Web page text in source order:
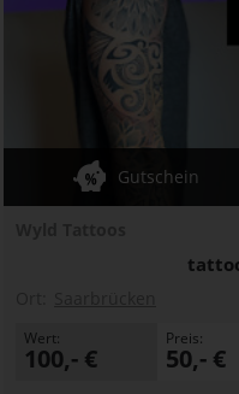
Gutschein
Wert:
100,- €
Preis:
50,- €